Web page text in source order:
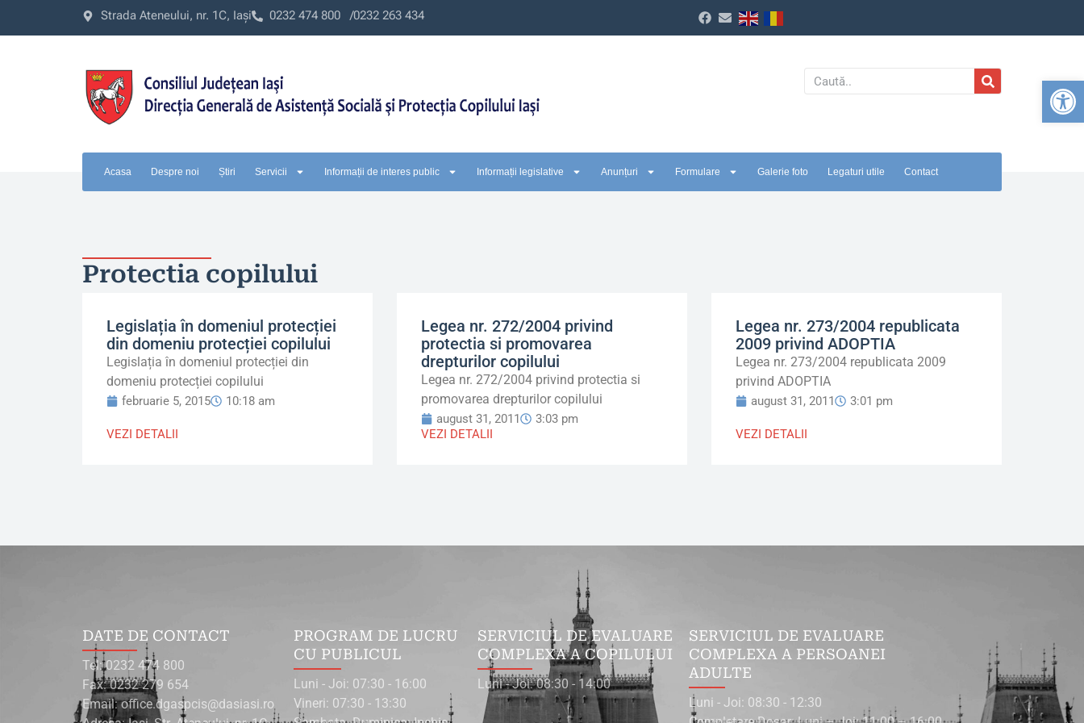
Strada Ateneului, nr. 1C, Iași 0232 474 800 /0232 263 434
Acasa Despre noi Știri Servicii Informații de interes public Informații legislative Anunțuri Formulare Galerie foto Legaturi utile Contact
Protectia copilului
Legislația în domeniul protecției
din domeniu protecției copilului
Legislația în domeniul protecției din
domeniu protecției copilului
februarie 5, 2015 10:18 am
VEZI DETALII
Legea nr. 272/2004 privind
protectia si promovarea
drepturilor copilului
Legea nr. 272/2004 privind protectia si
promovarea drepturilor copilului
august 31, 2011
3:03 pm
VEZI DETALII
Legea nr. 273/2004 republicata
2009 privind ADOPTIA
Legea nr. 273/2004 republicata 2009
privind ADOPTIA
august 31, 2011 3:01 pm
VEZI DETALII
DATE DE CONTACT
Tel: 0232 474 800
Fax: 0232 279 654
Email: office.dgaspcis@dasiasi.ro
PROGRAM DE LUCRU
CU PUBLICUL
Luni - Joi: 07:30 - 16:00
Vineri: 07:30 - 13:30
SERVICIUL DE EVALUARE
COMPLEXA A COPILULUI
Luni - Joi: 08:30 - 14:00
SERVICIUL DE EVALUARE
COMPLEXA A PERSOANEI
ADULTE
Luni - Joi: 08:30 - 12:30